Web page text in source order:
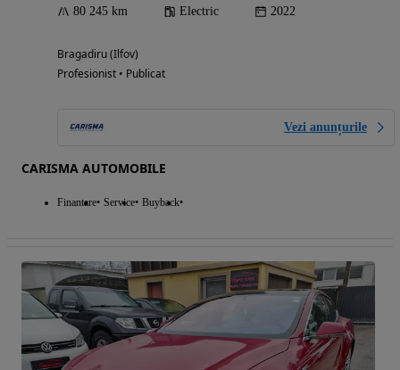
80 245 km Electric 2022
Bragadiru (Ilfov)
Profesionist • Publicat
Vezi anunțurile
CARISMA AUTOMOBILE
Finantare Service Buyback